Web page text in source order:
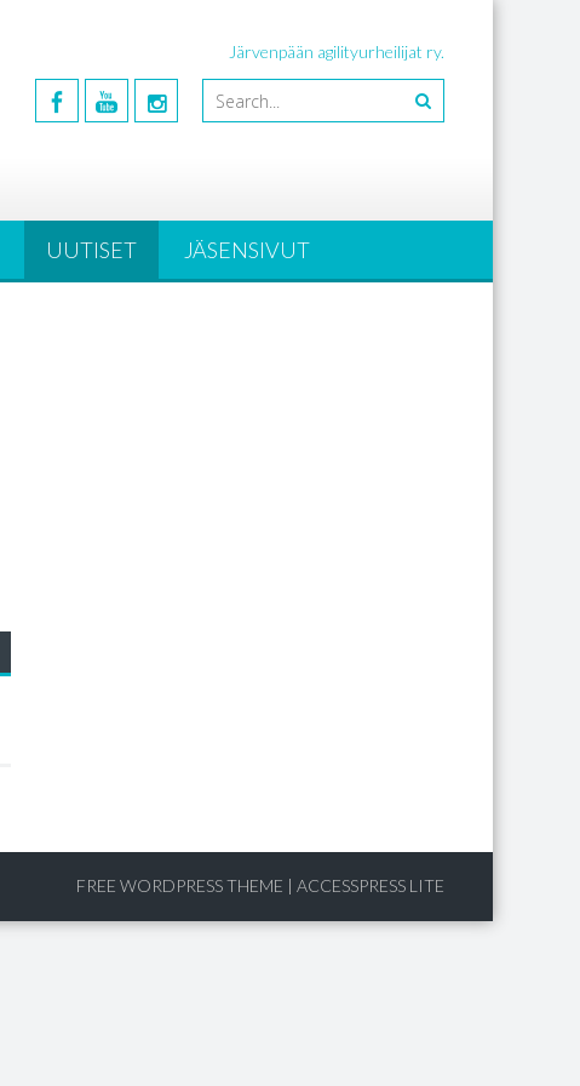
Järvenpään agilityurheilijat ry.
UUTISET JÄSENSIVUT
FREE WORDPRESS THEME | ACCESSPRESS LITE